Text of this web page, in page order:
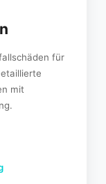
für
mit